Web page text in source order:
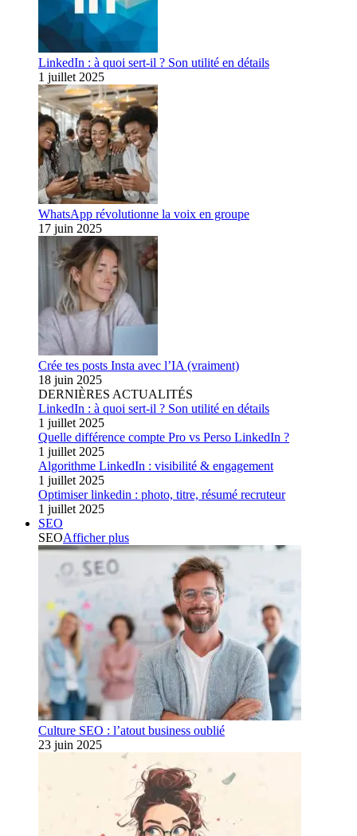
LinkedIn : à quoi sert-il ? Son utilité en détails
1 juillet 2025
WhatsApp révolutionne la voix en groupe
17 juin 2025
Crée tes posts Insta avec l’IA (vraiment)
18 juin 2025
DERNIÈRES ACTUALITÉS
LinkedIn : à quoi sert-il ? Son utilité en détails
1 juillet 2025
Quelle différence compte Pro vs Perso LinkedIn ?
1 juillet 2025
Algorithme LinkedIn : visibilité & engagement
1 juillet 2025
Optimiser linkedin : photo, titre, résumé recruteur
1 juillet 2025
SEO
SEOAfficher plus
Culture SEO : l’atout business oublié
23 juin 2025